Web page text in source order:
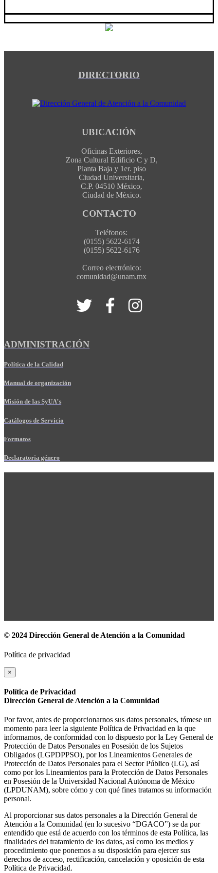
DIRECTORIO
UBICACIÓN
Oficinas Exteriores,
Zona Cultural Edificio C y D,
Planta Baja y 1er. piso
Ciudad Universitaria,
C.P. 04510 México,
Ciudad de México.
CONTACTO
Teléfonos:
(0155) 5622-6174
(0155) 5622-6176
Correo electrónico:
comunidad@unam.mx
ADMINISTRACIÓN
Política de la Calidad
Manual de organización
Misión de las SyUA's
Catálogos de Servicio
Formatos
Declaratoria género
© 2024 Dirección General de Atención a la Comunidad
Política de privacidad
×
Política de Privacidad
Dirección General de Atención a la Comunidad
Por favor, antes de proporcionarnos sus datos personales, tómese un
momento para leer la siguiente Política de Privacidad en la que
informamos, de conformidad con lo dispuesto por la Ley General de
Protección de Datos Personales en Posesión de los Sujetos
Obligados (LGPDPPSO), por los Lineamientos Generales de
Protección de Datos Personales para el Sector Público (LG), así
como por los Lineamientos para la Protección de Datos Personales
en Posesión de la Universidad Nacional Autónoma de México
(LPDUNAM), sobre cómo y con qué fines tratamos su información
personal.
Al proporcionar sus datos personales a la Dirección General de
Atención a la Comunidad (en lo sucesivo “DGACO”) se da por
entendido que está de acuerdo con los términos de esta Política, las
finalidades del tratamiento de los datos, así como los medios y
procedimiento que ponemos a su disposición para ejercer sus
derechos de acceso, rectificación, cancelación y oposición de esta
Política de Privacidad.